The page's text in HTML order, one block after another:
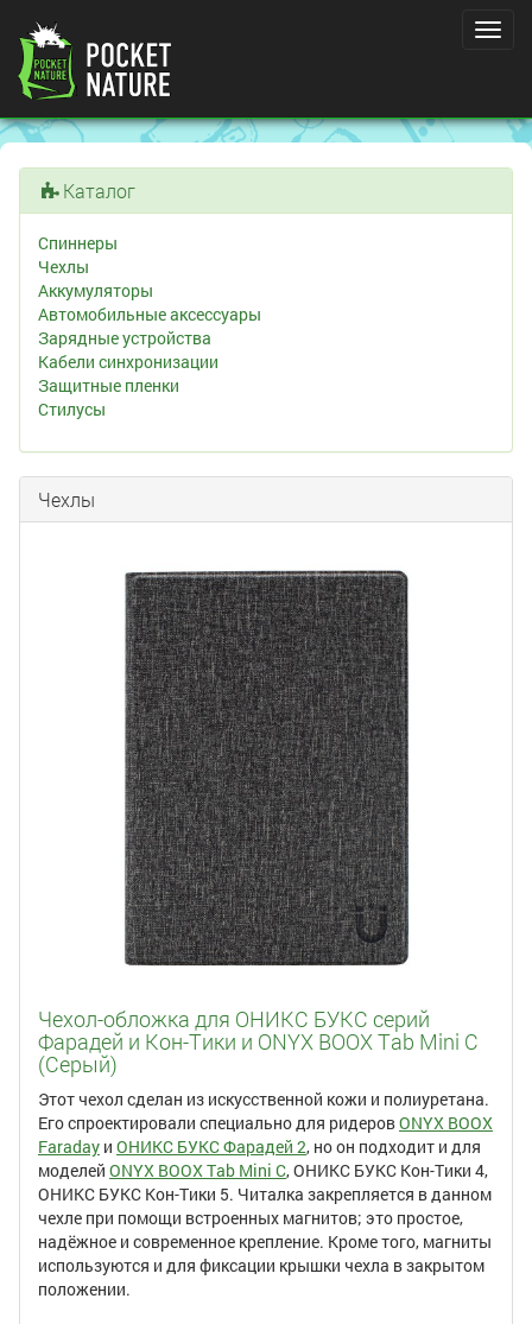
Каталог
Спиннеры
Чехлы
Аккумуляторы
Автомобильные аксессуары
Зарядные устройства
Кабели синхронизации
Защитные пленки
Стилусы
Чехлы
Чехол-обложка для ОНИКС БУКС серий
Фарадей и Кон-Тики и ONYX BOOX Tab Mini C
(Серый)
Этот чехол сделан из искусственной кожи и полиуретана.
Его спроектировали специально для ридеровONYX BOOX
Faraday и ОНИКС БУКС Фарадей 2, но он подходит и для
моделей ONYX BOOX Tab Mini C, ОНИКС БУКС Кон-Тики 4,
ОНИКС БУКС Кон-Тики 5. Читалка закрепляется в данном
чехле при помощи встроенных магнитов; это простое,
надёжное и современное крепление. Кроме того, магниты
используются и для фиксации крышки чехла в закрытом
положении.